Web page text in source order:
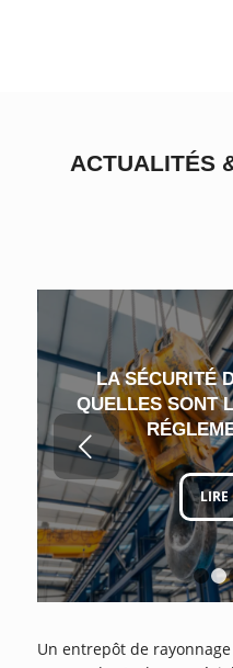
ACTUALITÉS
LA SÉCURITÉ
QUELLES SONT
LIRE
Un entrepôt de